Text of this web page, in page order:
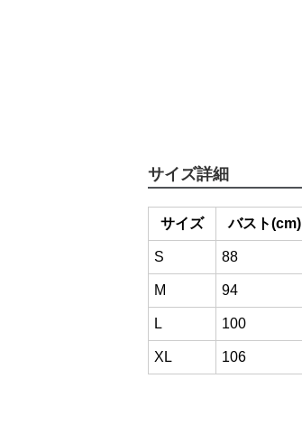
サイズ詳細
サイズ バスト(cm)
S 88
M 94
L 100
XL 106